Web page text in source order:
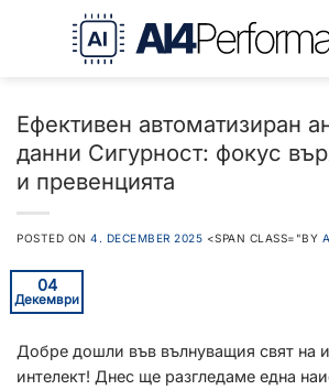
Преминаване
съдържанието
Ефективен автоматизиран
данни Сигурност: фокус
и превенцията
POSTED ON4. DECEMBER 2025 <SPAN CLASS="BY
04
Декември
Добре дошли във вълнуващия свят на
интелект! Днес ще разгледаме една